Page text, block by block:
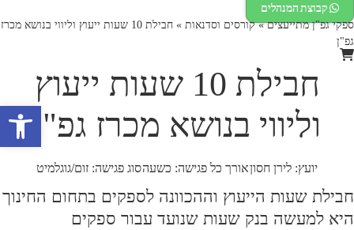
קבוצת המנהלים
ספקי גפ"ן מתייעצים»קורסים וסדנאות »
חבילת 10 שעות ייעוץ וליווי בנושא מכרז
גפ"ן
חבילת 10 שעות ייעוץ
וליווי בנושא מכרז גפ"ן
יועץ: לירן חסוןאורך כל פגישה: כשעהסוג פגישה: זום/גוגלמיט
חבילת שעות הייעוץ וההכוונה לספקים בתחום החינוך
היא למעשה בנק שעות שנועד עבור ספקים